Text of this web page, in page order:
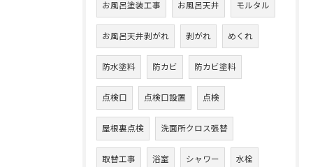
お風呂塗装工事 お風呂天井 モルタル
お風呂天井剥がれ 剥がれ めくれ
防水塗料 防カビ 防カビ塗料
点検口 点検口設置 点検
屋根裏点検 洗面所クロス張替
取替工事 浴室 シャワー 水栓